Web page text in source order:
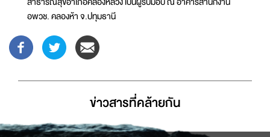
อพวช. คลองห้า จ.ปทุมธานี
ข่าวสารที่่คล้ายกัน